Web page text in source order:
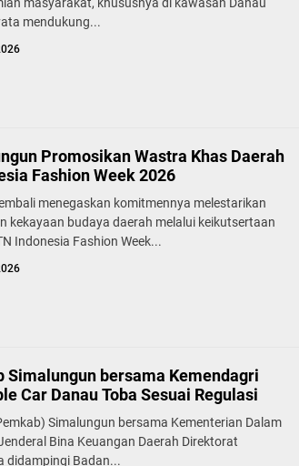
mendukung...
Promosikan Wastra Khas Daerah
Fashion Week 2026
menegaskan komitmennya melestarikan
kekayaan budaya daerah melalui keikutsertaan
Indonesia Fashion Week...
Simalungun bersama Kemendagri
Car Danau Toba Sesuai Regulasi
Simalungun bersama Kementerian Dalam
Bina Keuangan Daerah Direktorat
didampingi Badan...